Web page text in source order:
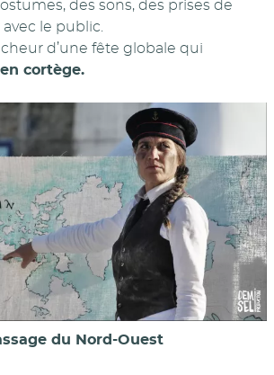
des sons, des prises de
le public.
d’une fête globale qui
cortège.
du Nord-Ouest